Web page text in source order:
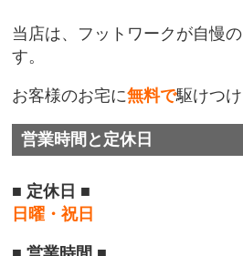
当店は、フットワークが自慢
す。
お客様のお宅に無料で駆けつけ
営業時間と定休日
■ 定休日 ■
日曜・祝日